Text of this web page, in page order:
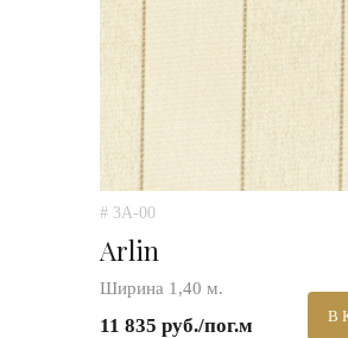
# 3A-00
Arlin
Ширина 1,40 м.
11 835 руб./пог.м В